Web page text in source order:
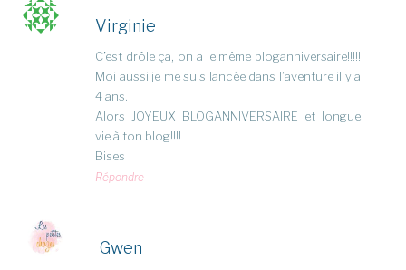
Virginie
C’est drôle ça, on a le même bloganniversaire!!!!!
Moi aussi je me suis lancée dans l’aventure il y a
4 ans.
Alors JOYEUX BLOGANNIVERSAIRE et longue
vie à ton blog!!!!
Bises
Répondre
Gwen